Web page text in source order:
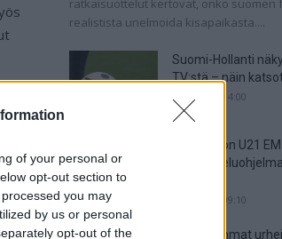
of your personal or
opt-out section to
you may
by us or personal
opt-out of the
ratkaisuottelut kertovat, onko suomen
realistista unelmoida kisapaikasta....
Suomi-Hollanti
TV:stä – näin
06.06.2025 14:00
Jalkapallon U21
tässä
18.05.2025 09:10
Suosituimmat